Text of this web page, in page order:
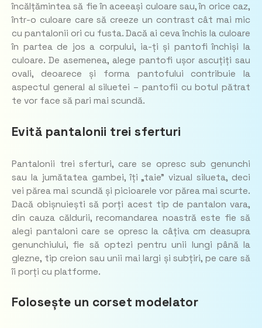
încălțămintea să fie în aceeași culoare sau, în orice caz,
într-o culoare care să creeze un contrast cât mai mic
cu pantalonii ori cu fusta. Dacă ai ceva închis la culoare
în partea de jos a corpului, ia-ți și pantofi închiși la
culoare. De asemenea, alege pantofi ușor ascuțiți sau
ovali, deoarece și forma pantofului contribuie la
aspectul general al siluetei – pantofii cu botul pătrat
te vor face să pari mai scundă.
Evită pantalonii trei sferturi
Pantalonii trei sferturi, care se opresc sub genunchi
sau la jumătatea gambei, îți „taie” vizual silueta, deci
vei părea mai scundă și picioarele vor părea mai scurte.
Dacă obișnuiești să porți acest tip de pantalon vara,
din cauza căldurii, recomandarea noastră este fie să
alegi pantaloni care se opresc la câțiva cm deasupra
genunchiului, fie să optezi pentru unii lungi până la
glezne, tip creion sau unii mai largi și subțiri, pe care să
îi porți cu platforme.
Folosește un corset modelator